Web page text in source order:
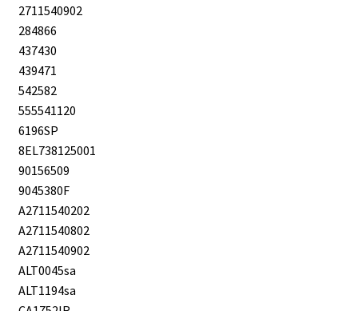
2711540902
284866
437430
439471
542582
555541120
6196SP
8EL738125001
90156509
9045380F
A2711540202
A2711540802
A2711540902
ALT0045sa
ALT1194sa